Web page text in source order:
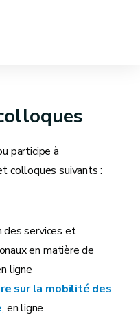
participe à
colloques suivants :
des services et
en matière de
ligne
sur la mobilité des
, en ligne